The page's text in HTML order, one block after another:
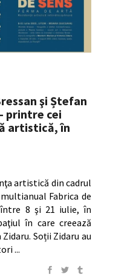
şi Ștefan
printre cei
artistică, în
artistică din cadrul
Fabrica de
între 8 şi 21 iulie, în
în care creează
Soții Zidaru au